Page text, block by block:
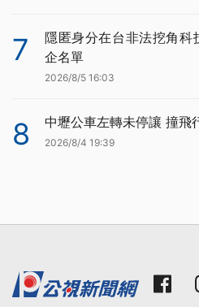
7
隱匿身分在台非法挖角科
企名單
2026/8/5 16:03
8 中壢公車左轉未停讓 撞飛
2026/8/4 19:39